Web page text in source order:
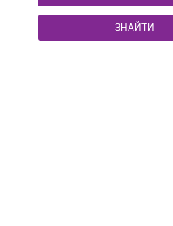
ЗНАЙТИ